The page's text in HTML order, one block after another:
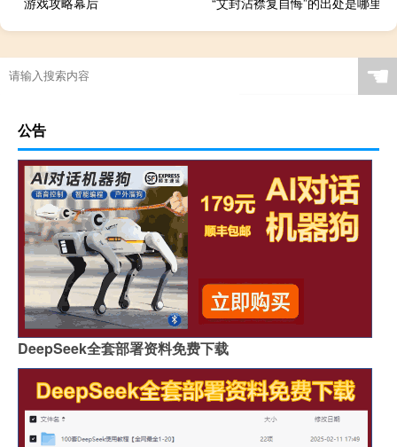
☚
公告
DeepSeek全套部署资料免费下载